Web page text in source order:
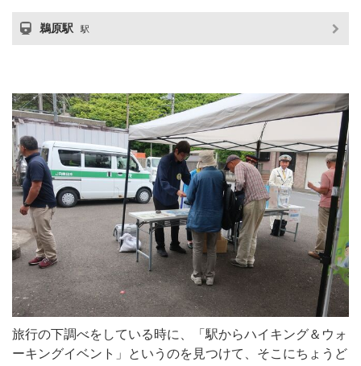
鵜原駅 駅
旅行の下調べをしている時に、「駅からハイキング＆ウォ
ーキングイベント」というのを見つけて、そこにちょうど